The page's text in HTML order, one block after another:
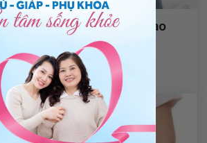
xương khớp cho người cao